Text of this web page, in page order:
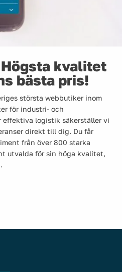
kvalitet
bästa pris!
största webbutiker inom
för industri- och
effektiva logistik säkerställer vi
direkt till dig. Du får
från över 800 starka
utvalda för sin höga kvalitet,